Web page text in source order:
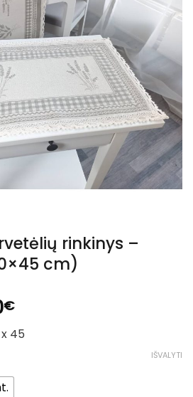
rinkinys –
cm)
€Price
range:
12.00€
24.00€
45
IŠVALYTI